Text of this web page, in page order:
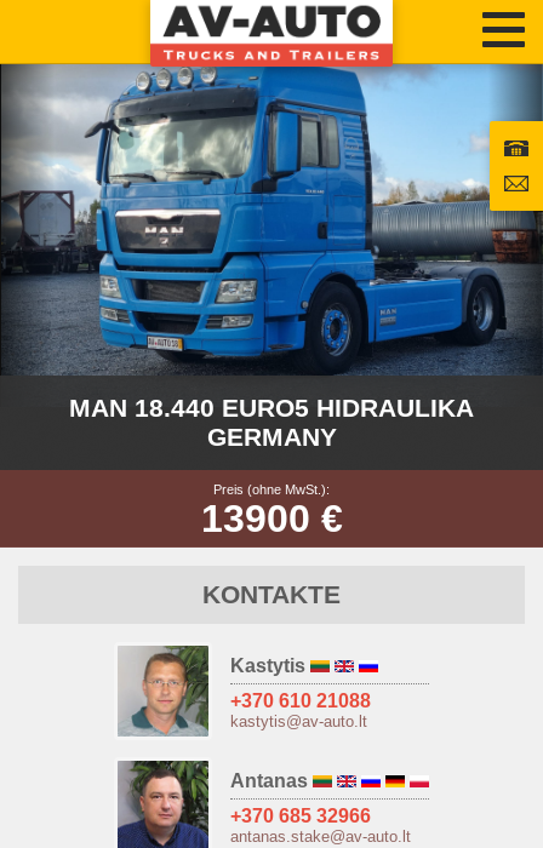
MAN 18.440 EURO5 HIDRAULIKA
GERMANY
Preis (ohne MwSt.):
13900 €
KONTAKTE
Kastytis
+370 610 21088
kastytis@av-auto.lt
Antanas
+370 685 32966
antanas.stake@av-auto.lt